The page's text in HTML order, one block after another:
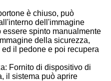
è chiuso, può
dell'immagine
spinto manualmente
della sicurezza,
il pedone e poi recupera
Fornito di dispositivo di
il sistema può aprire